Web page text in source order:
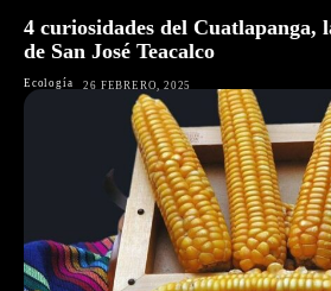
4 curiosidades del Cuatlapanga,
de San José Teacalco
Ecología 26 FEBRERO, 2025